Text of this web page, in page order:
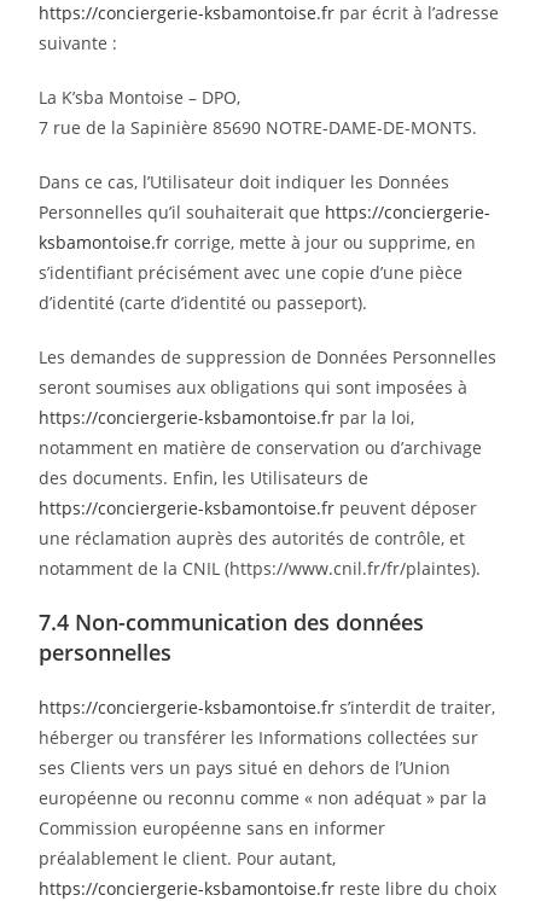
https://conciergerie-ksbamontoise.fr par écrit à l’adresse
suivante :
La K’sba Montoise – DPO,
7 rue de la Sapinière 85690 NOTRE-DAME-DE-MONTS.
Dans ce cas, l’Utilisateur doit indiquer les Données
Personnelles qu’il souhaiterait que https://conciergerie-
ksbamontoise.fr corrige, mette à jour ou supprime, en
s’identifiant précisément avec une copie d’une pièce
d’identité (carte d’identité ou passeport).
Les demandes de suppression de Données Personnelles
seront soumises aux obligations qui sont imposées à
https://conciergerie-ksbamontoise.fr par la loi,
notamment en matière de conservation ou d’archivage
des documents. Enfin, les Utilisateurs de
https://conciergerie-ksbamontoise.fr peuvent déposer
une réclamation auprès des autorités de contrôle, et
notamment de la CNIL (https://www.cnil.fr/fr/plaintes).
7.4 Non-communication des données
personnelles
https://conciergerie-ksbamontoise.fr s’interdit de traiter,
héberger ou transférer les Informations collectées sur
ses Clients vers un pays situé en dehors de l’Union
européenne ou reconnu comme « non adéquat » par la
Commission européenne sans en informer
préalablement le client. Pour autant,
https://conciergerie-ksbamontoise.fr reste libre du choix